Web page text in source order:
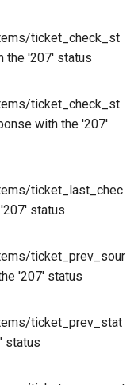
ticket_check_st
the '207' status
ticket_check_st
with the '207'
ticket_last_chec
status
ticket_prev_sour
'207' status
ticket_prev_stat
status